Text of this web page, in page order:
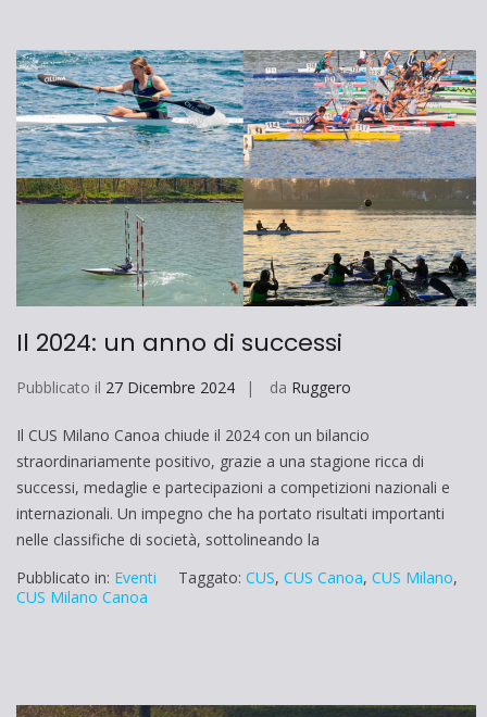
Il 2024: un anno di successi
Pubblicato il 27 Dicembre 2024 da Ruggero
Il CUS Milano Canoa chiude il 2024 con un bilancio
straordinariamente positivo, grazie a una stagione ricca di
successi, medaglie e partecipazioni a competizioni nazionali e
internazionali. Un impegno che ha portato risultati importanti
nelle classifiche di società, sottolineando la
Pubblicato in: Eventi Taggato: CUS, CUS Canoa, CUS Milano,
CUS Milano Canoa